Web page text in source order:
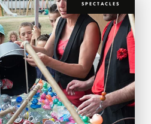
SPECTACLES